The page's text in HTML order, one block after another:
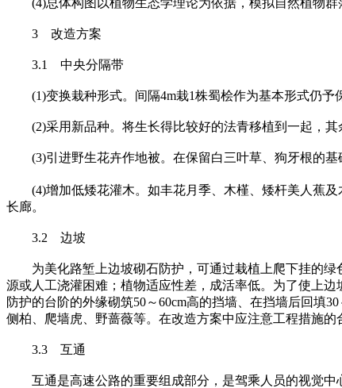
3 改造方案
3.1 中央分隔带
(1)变换栽种形式。间隔4m栽1株蜀桧作为基本形式仍予
(2)采用新品种。将生长得比较好的法青移植到一起，其
(3)引进野生花卉作地被。在保留白三叶草、狗牙根的基
(4)增加低矮花灌木。如丰花月季、木槿、矮杆美人蕉及
长廊。
3.2 边坡
为美化路堑上边坡砌石防护，可通过栽植上爬下挂的绿
源或人工浇灌困难；植物适应性差，成活率低。为了使上
防护的台阶的外缘砌筑50～60cm高的挡墙、在挡墙后回填
侧柏、爬墙虎、野蔷薇等。在改造方案中应注意工程措施
3.3 互通
互通是高速公路的重要组成部分，是驾乘人员的视觉中